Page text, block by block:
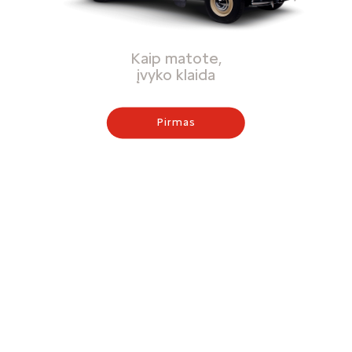
Kaip matote,
įvyko klaida
Pirmas